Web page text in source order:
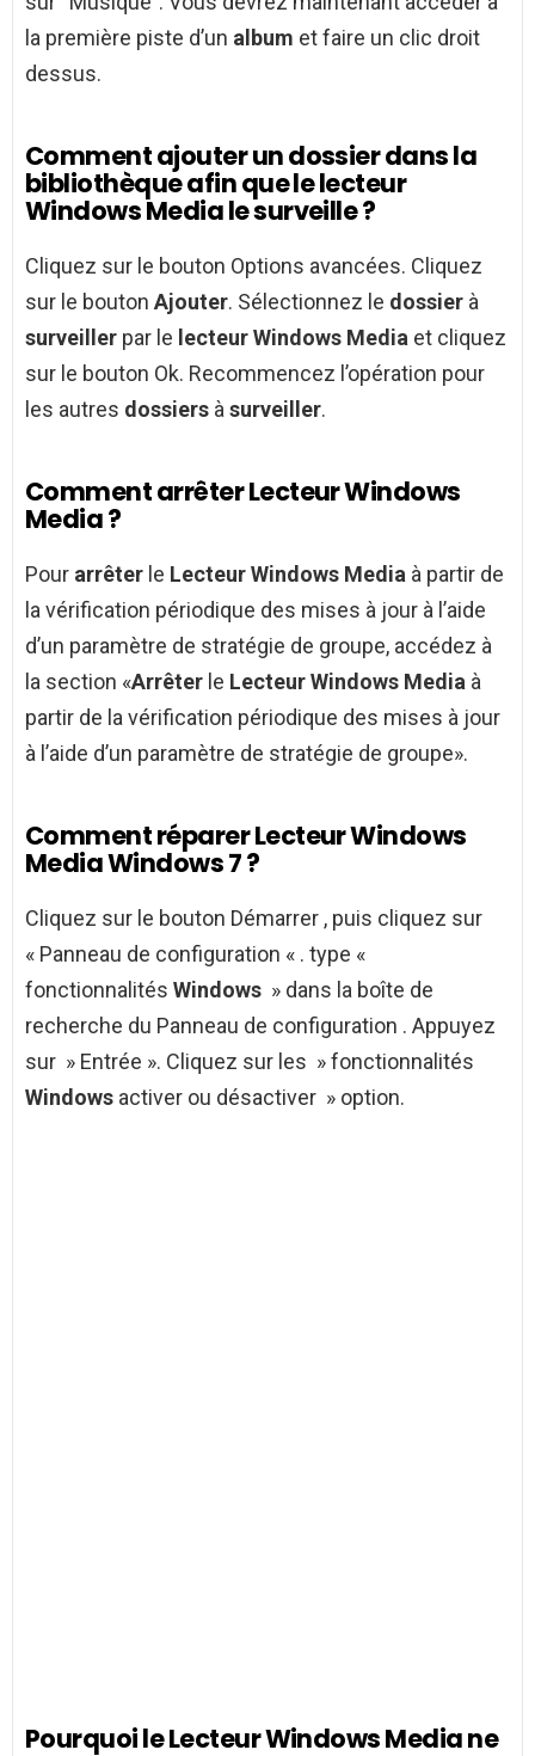
la première piste d’un album et faire un clic droit
dessus.
Comment ajouter un dossier dans la
bibliothèque afin que le lecteur
Windows Media le surveille ?
Cliquez sur le bouton Options avancées. Cliquez
sur le bouton Ajouter. Sélectionnez le dossier à
surveiller par le lecteur Windows Media et cliquez
sur le bouton Ok. Recommencez l’opération pour
les autres dossiers àsurveiller.
Comment arrêter Lecteur Windows
Media ?
Pour arrêter le Lecteur Windows Media à partir de
la vérification périodique des mises à jour à l’aide
d’un paramètre de stratégie de groupe, accédez à
la section «Arrêter le Lecteur Windows Media à
partir de la vérification périodique des mises à jour
à l’aide d’un paramètre de stratégie de groupe».
Comment réparer Lecteur Windows
Media Windows 7 ?
Cliquez sur le bouton Démarrer , puis cliquez sur
« Panneau de configuration « . type «
fonctionnalités Windows » dans la boîte de
recherche du Panneau de configuration . Appuyez
sur » Entrée ». Cliquez sur les » fonctionnalités
Windows activer ou désactiver » option.
Pourquoi le Lecteur Windows Media ne